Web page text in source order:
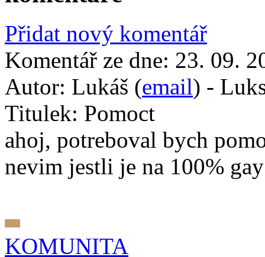
Přidat nový komentář
Komentář ze dne: 23. 09.
Autor: Lukáš (email) -
Titulek: Pomoct
ahoj, potreboval bych
nevim jestli je na 100%
KOMUNITA